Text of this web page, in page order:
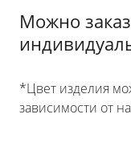
Можно
*Цвет изделия
зависимости от